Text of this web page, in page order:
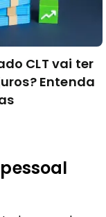
CLT vai ter
Entenda